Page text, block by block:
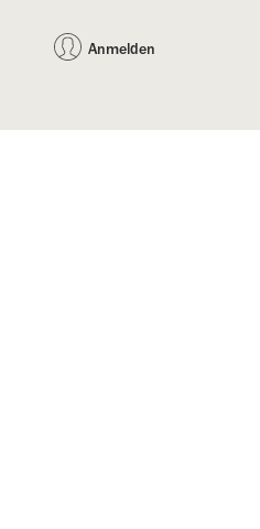
Anmelden